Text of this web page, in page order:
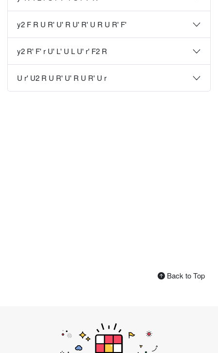
y2 F R U R' U' R U' R' U R U R' F'
y2 R' F' r U' L' U L U' r' F2 R
U r' U2 R U R' U' R U R' U r
Back to Top